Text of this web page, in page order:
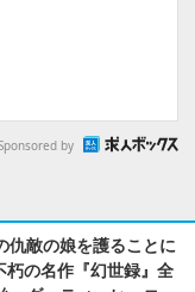
by
仇敵の娘を護ることに
の名作『幻世録』全